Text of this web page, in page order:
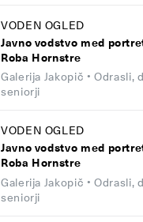
VODEN OGLED
Javno vodstvo med
Roba Hornstre
Galerija Jakopič • Odrasli,
seniorji
VODEN OGLED
Javno vodstvo med
Roba Hornstre
Galerija Jakopič • Odrasli,
seniorji